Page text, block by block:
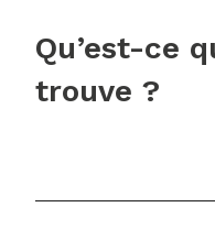
Qu’est-ce
trouve ?